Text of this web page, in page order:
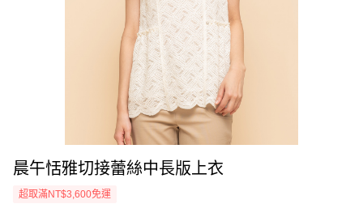
晨午恬雅切接蕾絲中長版上衣
超取滿NT$3,600免運